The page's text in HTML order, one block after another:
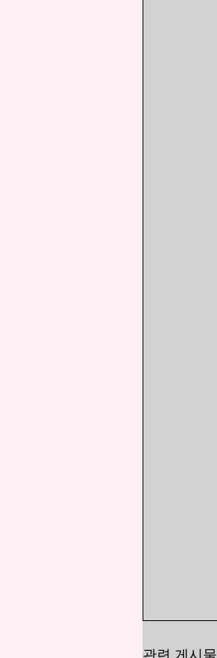
관련 게시물